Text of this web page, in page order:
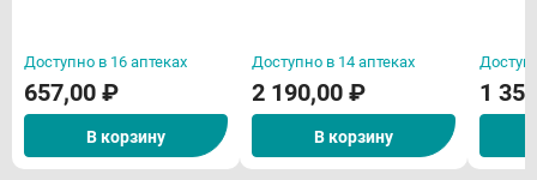
Доступно в 16 аптеках
657,00 ₽
В корзину
Доступно в 14 аптеках
2 190,00 ₽
В корзину
1